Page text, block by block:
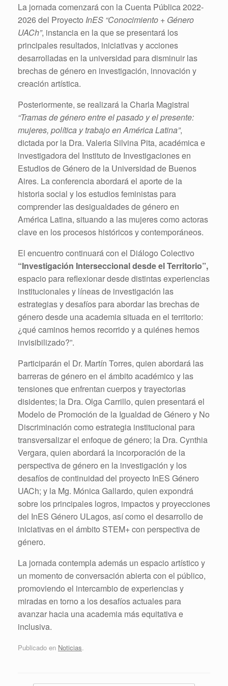
La jornada comenzará con la Cuenta Pública 2022-
2026 del Proyecto InES “Conocimiento + Género
UACh”, instancia en la que se presentará los
principales resultados, iniciativas y acciones
desarrolladas en la universidad para disminuir las
brechas de género en investigación, innovación y
creación artística.
Posteriormente, se realizará la Charla Magistral
“Tramas de género entre el pasado y el presente:
mujeres, política y trabajo en América Latina”,
dictada por la Dra. Valeria Silvina Pita, académica e
investigadora del Instituto de Investigaciones en
Estudios de Género de la Universidad de Buenos
Aires. La conferencia abordará el aporte de la
historia social y los estudios feministas para
comprender las desigualdades de género en
América Latina, situando a las mujeres como actoras
clave en los procesos históricos y contemporáneos.
El encuentro continuará con el Diálogo Colectivo
“Investigación Interseccional desde el Territorio”,
espacio para reflexionar desde distintas experiencias
institucionales y líneas de investigación las
estrategias y desafíos para abordar las brechas de
género desde una academia situada en el territorio:
¿qué caminos hemos recorrido y a quiénes hemos
invisibilizado?”.
Participarán el Dr. Martín Torres, quien abordará las
barreras de género en el ámbito académico y las
tensiones que enfrentan cuerpos y trayectorias
disidentes; la Dra. Olga Carrillo, quien presentará el
Modelo de Promoción de la Igualdad de Género y No
Discriminación como estrategia institucional para
transversalizar el enfoque de género; la Dra. Cynthia
Vergara, quien abordará la incorporación de la
perspectiva de género en la investigación y los
desafíos de continuidad del proyecto InES Género
UACh; y la Mg. Mónica Gallardo, quien expondrá
sobre los principales logros, impactos y proyecciones
del InES Género ULagos, así como el desarrollo de
iniciativas en el ámbito STEM+ con perspectiva de
género.
La jornada contempla además un espacio artístico y
un momento de conversación abierta con el público,
promoviendo el intercambio de experiencias y
miradas en torno a los desafíos actuales para
avanzar hacia una academia más equitativa e
inclusiva.
Publicado en Noticias.